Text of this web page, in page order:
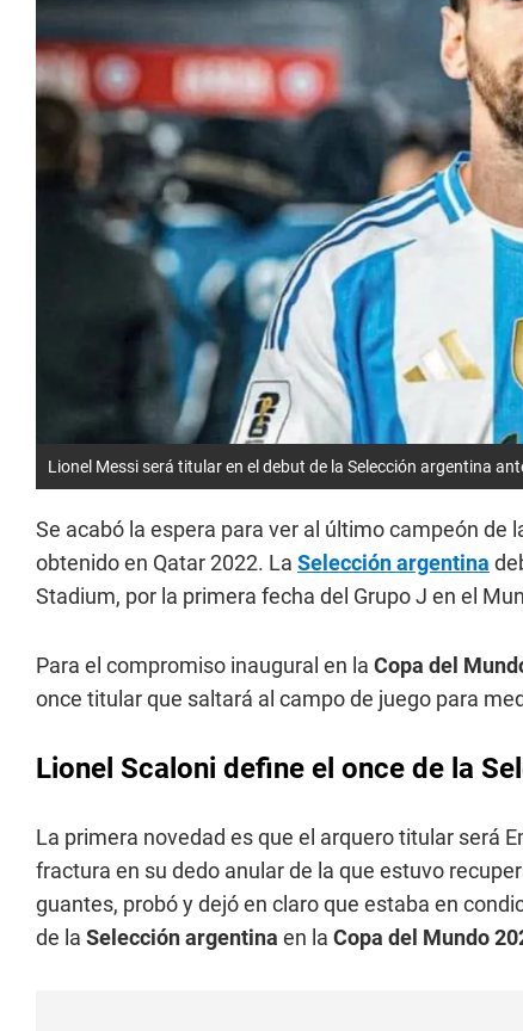
Lionel Messi será titular en el debut de la Selección argentina
Se acabó la espera para ver al último campeón de
obtenido en Qatar 2022. La Selección argentina
Stadium, por la primera fecha del Grupo J en el
Para el compromiso inaugural en la Copa del
once titular que saltará al campo de juego para
Lionel Scaloni define el once de la
La primera novedad es que el arquero titular será
fractura en su dedo anular de la que estuvo
guantes, probó y dejó en claro que estaba en
de la Selección argentina en la Copa del Mundo